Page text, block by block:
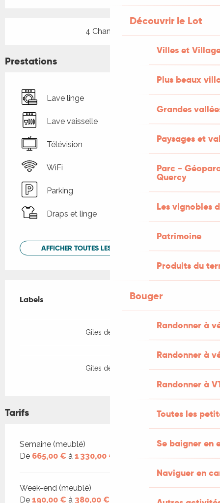
Découvrir le Lot
Villes et
Plus beaux
Grandes
Paysages et
Parc -
Quercy
Les vignobles
Patrimoine
Produits du
Bouger
Randonner à
Randonner à
Randonner à
Toutes les
Se baigner en
Naviguer en
4 Chambre(s)
Prestations
Lave linge
Lave vaisselle
Télévision
WiFi
Parking
Draps et linge
AFFICHER TOUTES LES PRESTATIONS
Labels
Labels
Gîtes de France
Gîtes de France
Tarifs
Tarifs 2026
Semaine (meublé)
De 665,00 € à 1 330,00 €
Week-end (meublé)
De 190,00 € à 380,00 €